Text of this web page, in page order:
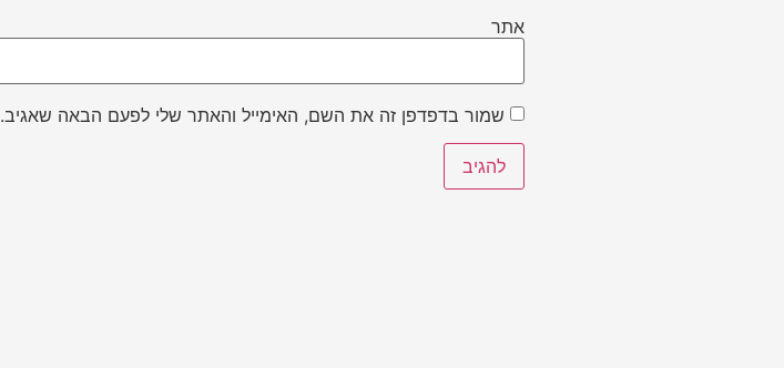
אתר
שמור בדפדפן זה את השם, האימייל והאתר שלי לפעם הבאה שאגיב.